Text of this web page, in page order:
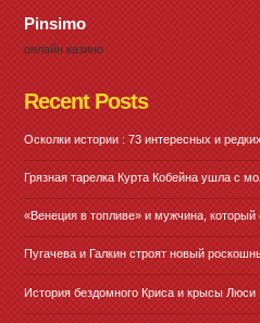
Pinsimo
онлайн казино
Recent Posts
Осколки истории : 73 интересных и
Грязная тарелка Курта Кобейна ушла с
«Венеция в топливе» и мужчина, который
Пугачева и Галкин строят новый
История бездомного Криса и крысы Люси